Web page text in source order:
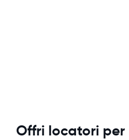
Offri locatori per